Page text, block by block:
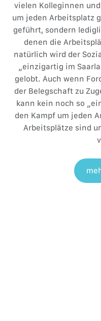
vielen Kolleginnen
um jeden Arbeitsplatz
geführt, sondern
denen die
natürlich wird der
„einzigartig im
gelobt. Auch wenn
der Belegschaft zu
kann kein noch so
den Kampf um jeden
Arbeitsplätze sind